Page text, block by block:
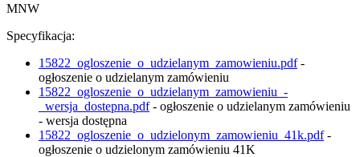
MNW
Specyfikacja:
15822_ogloszenie_o_udzielanym_zamowieniu.pdf-
ogłoszenie o udzielanym zamówieniu
15822_ogloszenie_o_udzielanym_zamowieniu_-
_wersja_dostepna.pdf- ogłoszenie o udzielanym zamówieniu
- wersja dostępna
15822_ogloszenie_o_udzielonym_zamowieniu_41k.pdf-
ogłoszenie o udzielonym zamówieniu 41K